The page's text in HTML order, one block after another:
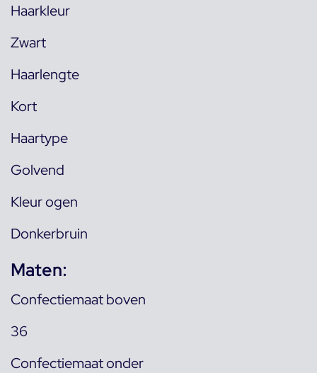
Haarkleur
Zwart
Haarlengte
Kort
Haartype
Golvend
Kleur ogen
Donkerbruin
Maten:
Confectiemaat boven
36
Confectiemaat onder